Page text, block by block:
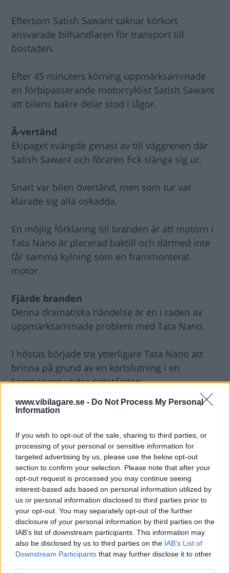
www.vibilagare.se - Do Not Process My Personal
Information
If you wish to opt-out of the sale, sharing to third parties, or
processing of your personal or sensitive information for
targeted advertising by us, please use the below opt-out
section to confirm your selection. Please note that after your
opt-out request is processed you may continue seeing
interest-based ads based on personal information utilized by
us or personal information disclosed to third parties prior to
your opt-out. You may separately opt-out of the further
disclosure of your personal information by third parties on the
IAB’s list of downstream participants. This information may
also be disclosed by us to third parties on the IAB’s List of
Downstream Participants that may further disclose it to other
Eftersom Satish Sawant saknar körkort
ansvarade bilhandlaren för transport till
bostaden.
Efter 45 minuters körning uppmärksammade
en förbipasserande motorcyklist Satish Sawant
att bilens bakre delar stod i lågor.
Ã-vertänd
Ekipaget svängde genast av till väggrenen där
Satish Sawant och föraren fick slänga sig ur.
Snart var bilen övertänd, men som tur var
klarade sig alla oskadda.
En möjlig förklaring till branden är att motorn i
Tata Nano är placerad baktill och därmed inte
får samma kylning som en frammonterat
motor.
Fjärde branden
Denna dramatiska händelse är en i raden av
uppmärksammade problem med Tata Nano.
I höstas började tre ytterligare Tata Nano att
brinna på grund av en kortslutning i en
komponent under rattstången.
Problemen sker olägligt med tanke på Tatas
modifierad variant av Nano i Europa.
Diskutera: Vad tycker du om Tata Nano? Skulle
du kunna tänka dig en Nano när bilen så
småningom lanseras i Europa?